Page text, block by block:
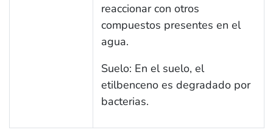
reaccionar con otros
compuestos presentes en el
agua.
Suelo: En el suelo, el
etilbenceno es degradado por
bacterias.